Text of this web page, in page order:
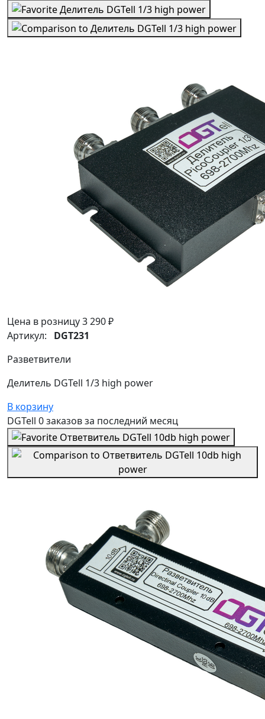
Цена в розницу3 290 ₽
Артикул: DGT231
Разветвители
Делитель DGTell 1/3 high power
В корзину
DGTell 0 заказовза последний месяц